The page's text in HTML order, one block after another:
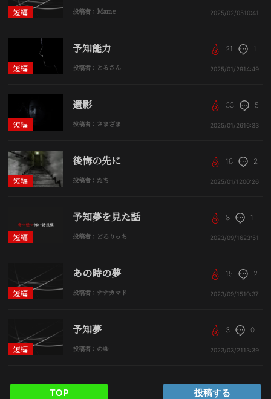
短編 投稿者：Mame 2025/02/0510:41
短編
予知能力
投稿者：とるさん
21 1
2025/01/2914:49
短編
遺影
投稿者：さまざま
33 5
2025/01/2616:33
短編
後悔の先に
投稿者：たち
18 2
2025/01/1200:26
短編
予知夢を見た話
投稿者：どろりっち
8 1
2023/09/1623:51
短編
あの時の夢
投稿者：ナナカマド
15 2
2023/09/1510:37
短編
予知夢
投稿者：のゆ
3 0
2023/03/21 13:39
TOP 投稿する